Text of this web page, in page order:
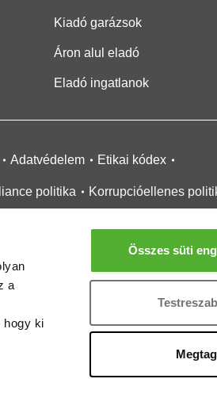
a
hogy ki
Összes süti
Kiadó garázsok
Áron alul eladó
Eladó ingatlanok
Adatvédelem Etikai kódex
politika Korrupcióellenes
Médiaajánlat
Új építésű lakások
jelentés